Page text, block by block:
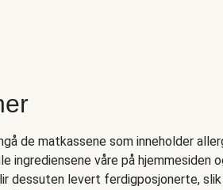
de matkassene som inneholder
ingrediensene våre på hjemmesiden
dessuten levert ferdigposjonerte,